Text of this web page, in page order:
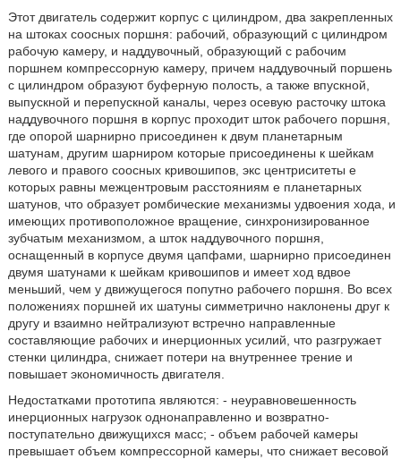
Этот двигатель содержит корпус с цилиндром, два закрепленных
на штоках соосных поршня: рабочий, образующий с цилиндром
рабочую камеру, и наддувочный, образующий с рабочим
поршнем компрессорную камеру, причем наддувочный поршень
с цилиндром образуют буферную полость, а также впускной,
выпускной и перепускной каналы, через осевую расточку штока
наддувочного поршня в корпус проходит шток рабочего поршня,
где опорой шарнирно присоединен к двум планетарным
шатунам, другим шарниром которые присоединены к шейкам
левого и правого соосных кривошипов, экс центриситеты e
которых равны межцентровым расстояниям e планетарных
шатунов, что образует ромбические механизмы удвоения хода, и
имеющих противоположное вращение, синхронизированное
зубчатым механизмом, а шток наддувочного поршня,
оснащенный в корпусе двумя цапфами, шарнирно присоединен
двумя шатунами к шейкам кривошипов и имеет ход вдвое
меньший, чем у движущегося попутно рабочего поршня. Во всех
положениях поршней их шатуны симметрично наклонены друг к
другу и взаимно нейтрализуют встречно направленные
составляющие рабочих и инерционных усилий, что разгружает
стенки цилиндра, снижает потери на внутреннее трение и
повышает экономичность двигателя.
Недостатками прототипа являются: - неуравновешенность
инерционных нагрузок однонаправленно и возвратно-
поступательно движущихся масс; - объем рабочей камеры
превышает объем компрессорной камеры, что снижает весовой